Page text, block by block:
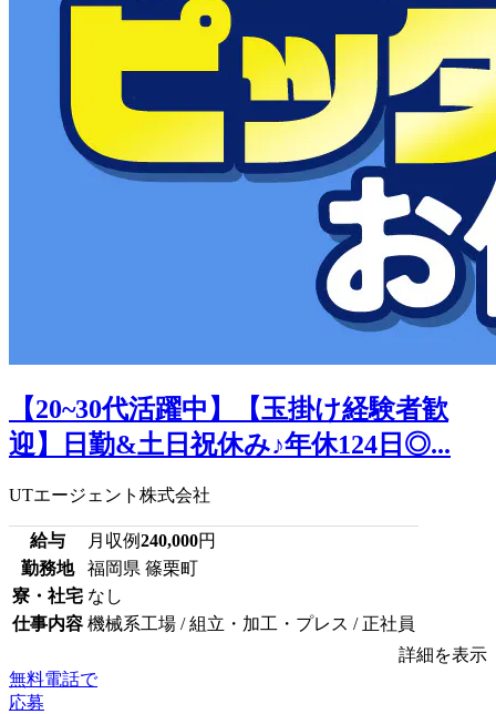
【20~30代活躍中】【玉掛け経験者歓
迎】日勤&土日祝休み♪年休124日◎...
UTエージェント株式会社
給与 月収例240,000円
勤務地
福岡県 篠栗町
寮・社宅 なし
仕事内容 機械系工場 / 組立・加工・プレス / 正社員
詳細を表示
無料電話で
応募